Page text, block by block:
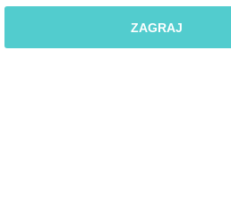
ZAGRAJ